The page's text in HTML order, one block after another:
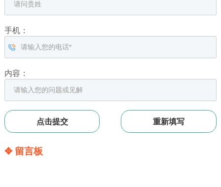
手机：
内容：
✥ 留言板